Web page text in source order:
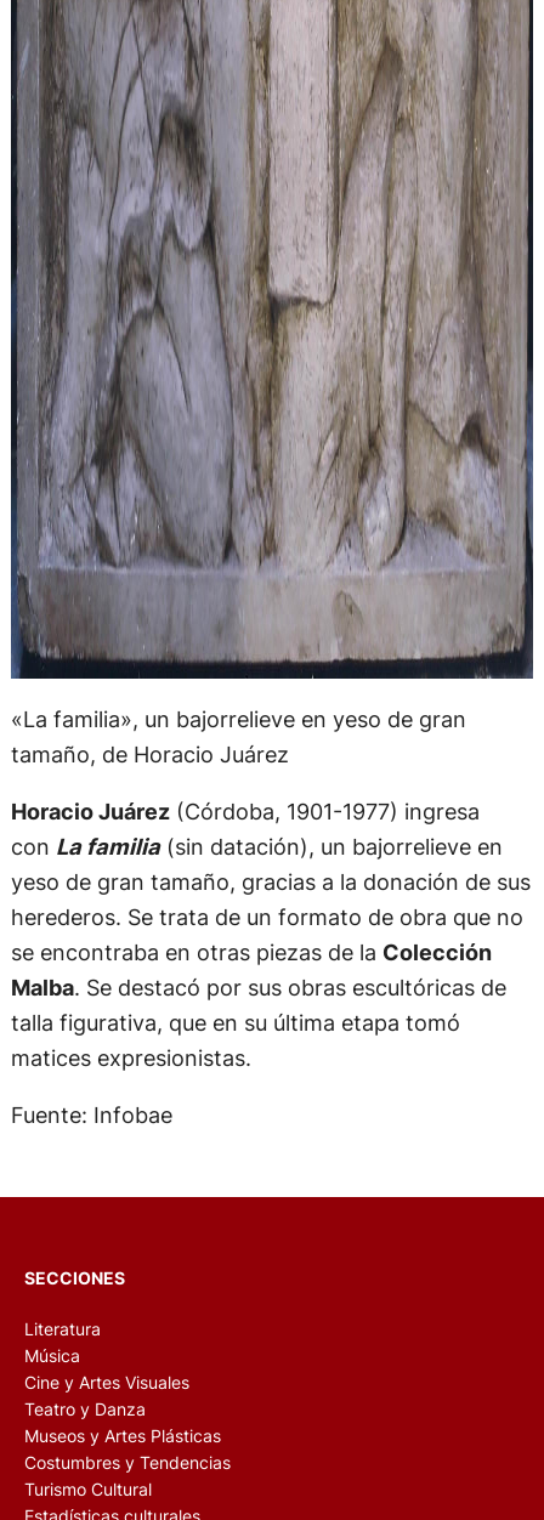
«La familia», un bajorrelieve en yeso de gran
tamaño, de Horacio Juárez
Horacio Juárez(Córdoba, 1901-1977) ingresa
con La familia(sin datación), un bajorrelieve en
yeso de gran tamaño, gracias a la donación de sus
herederos. Se trata de un formato de obra que no
se encontraba en otras piezas de la Colección
Malba. Se destacó por sus obras escultóricas de
talla figurativa, que en su última etapa tomó
matices expresionistas.
Fuente: Infobae
SECCIONES
Literatura
Música
Cine y Artes Visuales
Teatro y Danza
Museos y Artes Plásticas
Costumbres y Tendencias
Turismo Cultural
Estadísticas culturales